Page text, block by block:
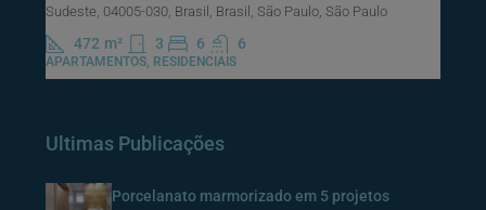
Sudeste, 04005-030, Brasil, Brasil, São Paulo, São Paulo
472 m² 3 6 6
APARTAMENTOS, RESIDENCIAIS
Ultimas Publicações
Porcelanato marmorizado em 5 projetos